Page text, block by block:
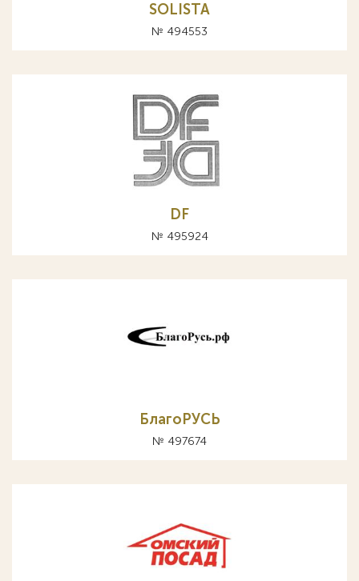
SOLISTA
№ 494553
DF
№ 495924
БлагоРУСЬ
№ 497674